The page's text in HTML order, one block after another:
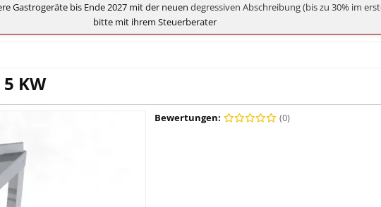
Gastrogeräte bis Ende 2027 mit der neuen degressiven Abschreibung (bis zu 30% im
bitte mit ihrem Steuerberater
KW
Bewertungen: (0)